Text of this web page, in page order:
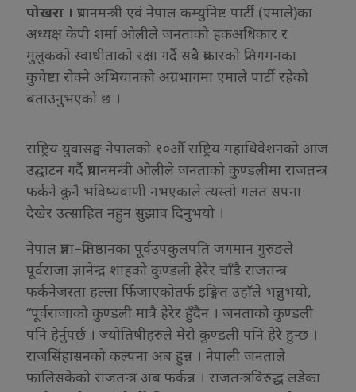
पोखरा । प्रधानमन्त्री एवं नेपाल कम्युनिष्ट पार्टी (एमाले)का
अध्यक्ष केपी शर्मा ओलीले जनताको हकअधिकार र
मुलुकको स्वाधीताको रक्षा गर्दै सबै प्रकारको प्रतिगमनका
कुचेष्टा रोक्ने अभियानको अग्रभागमा एमाले पार्टी रहेको
बताउनुभएको छ ।
राष्ट्रिय युवासङ्घ नेपालको १०औँ राष्ट्रिय महाधिवेशनको आज
उद्घाटन गर्दै प्रधानमन्त्री ओलीले जनताको कुण्डलीमा राजतन्त्र
फर्कने कुनै भविष्यवाणी नभएकाले त्यस्तो गलत सपना
देखेर उत्साहित नहुन सुझाव दिनुभयो ।
नेपाल प्रज्ञा–प्रतिष्ठानका पूर्वउपकुलपति जगमान गुरुङले
पूर्वराजा ज्ञानेन्द्र शाहको कुण्डली हेरेर चाँडै राजतन्त्र
फर्कनेजस्ता हल्ला फिँजाएकोतर्फ इङ्गित उहाँले भन्नुभयो,
“पूर्वराजाको कुण्डली मात्रै हेरेर हुँदैन । जनताको कुण्डली
पनि हेर्नुपर्छ । ज्योतिषीहरुले मेरो कुण्डली पनि हेरे हुन्छ ।
राजसिंहासनको कल्पना अब हुन्न । नेपाली जनताले
फालिसकेको राजतन्त्र अब फर्कन्न । राजतन्त्रविरुद्ध लडेका